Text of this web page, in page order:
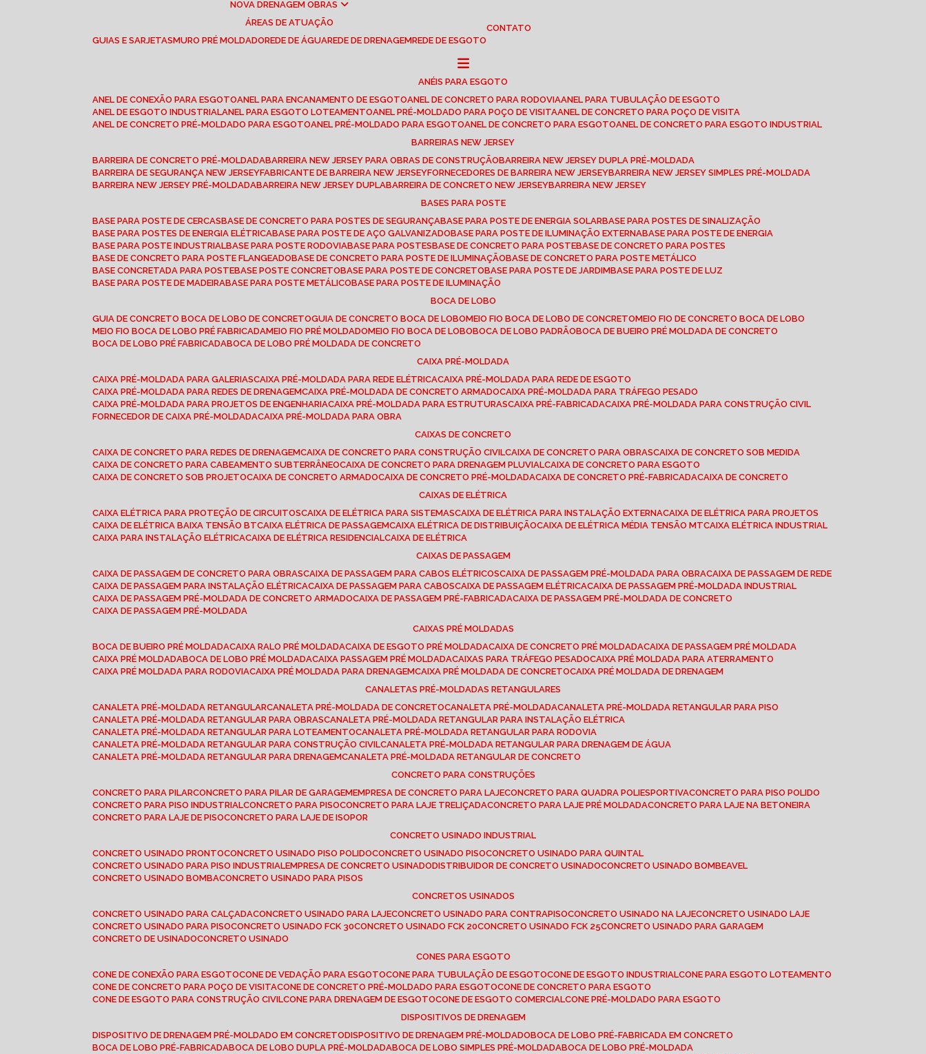
NOVA DRENAGEM OBRAS
ÁREAS DE ATUAÇÃO
GUIAS E SARJETAS
MURO PRÉ MOLDADO REDE DE ÁGUA REDE DE DRENAGEM REDE DE ESGOTO
CONTATO
ANÉIS PARA ESGOTO
ANEL DE CONEXÃO PARA ESGOTO ANEL PARA ENCANAMENTO DE ESGOTO ANEL DE CONCRETO PARA RODOVIA ANEL PARA TUBULAÇÃO DE ESGOTO
ANEL DE ESGOTO INDUSTRIAL ANEL PARA ESGOTO LOTEAMENTO ANEL PRÉ-MOLDADO PARA POÇO DE VISITA ANEL DE CONCRETO PARA POÇO DE VISITA
ANEL DE CONCRETO PRÉ-MOLDADO PARA ESGOTO ANEL PRÉ-MOLDADO PARA ESGOTO ANEL DE CONCRETO PARA ESGOTO ANEL DE CONCRETO PARA ESGOTO INDUSTRIAL
BARREIRAS NEW JERSEY
BARREIRA DE CONCRETO PRÉ-MOLDADA BARREIRA NEW JERSEY PARA OBRAS DE CONSTRUÇÃO BARREIRA NEW JERSEY DUPLA PRÉ-MOLDADA
BARREIRA DE SEGURANÇA NEW JERSEY FABRICANTE DE BARREIRA NEW JERSEY FORNECEDORES DE BARREIRA NEW JERSEY BARREIRA NEW JERSEY SIMPLES PRÉ-MOLDADA
BARREIRA NEW JERSEY PRÉ-MOLDADA BARREIRA NEW JERSEY DUPLA BARREIRA DE CONCRETO NEW JERSEY BARREIRA NEW JERSEY
BASES PARA POSTE
BASE PARA POSTE DE CERCAS BASE DE CONCRETO PARA POSTES DE SEGURANÇA BASE PARA POSTE DE ENERGIA SOLAR BASE PARA POSTES DE SINALIZAÇÃO
BASE PARA POSTES DE ENERGIA ELÉTRICA BASE PARA POSTE DE AÇO GALVANIZADO BASE PARA POSTE DE ILUMINAÇÃO EXTERNA BASE PARA POSTE DE ENERGIA
BASE PARA POSTE INDUSTRIAL BASE PARA POSTE RODOVIA BASE PARA POSTES BASE DE CONCRETO PARA POSTE BASE DE CONCRETO PARA POSTES
BASE DE CONCRETO PARA POSTE FLANGEADO BASE DE CONCRETO PARA POSTE DE ILUMINAÇÃO BASE DE CONCRETO PARA POSTE METÁLICO
BASE CONCRETADA PARA POSTE BASE POSTE CONCRETO BASE PARA POSTE DE CONCRETO BASE PARA POSTE DE JARDIM BASE PARA POSTE DE LUZ
BASE PARA POSTE DE MADEIRA BASE PARA POSTE METÁLICO BASE PARA POSTE DE ILUMINAÇÃO
BOCA DE LOBO
GUIA DE CONCRETO BOCA DE LOBO DE CONCRETO
GUIA DE CONCRETO BOCA DE LOBO MEIO FIO BOCA DE LOBO DE CONCRETO
MEIO FIO DE CONCRETO BOCA DE LOBO
MEIO FIO BOCA DE LOBO PRÉ FABRICADA
MEIO FIO PRÉ MOLDADO MEIO FIO BOCA DE LOBO BOCA DE LOBO PADRÃO BOCA DE BUEIRO PRÉ MOLDADA DE CONCRETO
BOCA DE LOBO PRÉ FABRICADA BOCA DE LOBO PRÉ MOLDADA DE CONCRETO
CAIXA PRÉ-MOLDADA
CAIXA PRÉ-MOLDADA PARA GALERIAS CAIXA PRÉ-MOLDADA PARA REDE ELÉTRICA CAIXA PRÉ-MOLDADA PARA REDE DE ESGOTO
CAIXA PRÉ-MOLDADA PARA REDES DE DRENAGEM CAIXA PRÉ-MOLDADA DE CONCRETO ARMADO CAIXA PRÉ-MOLDADA PARA TRÁFEGO PESADO
CAIXA PRÉ-MOLDADA PARA PROJETOS DE ENGENHARIA CAIXA PRÉ-MOLDADA PARA ESTRUTURAS CAIXA PRÉ-FABRICADA CAIXA PRÉ-MOLDADA PARA CONSTRUÇÃO CIVIL
FORNECEDOR DE CAIXA PRÉ-MOLDADA CAIXA PRÉ-MOLDADA PARA OBRA
CAIXAS DE CONCRETO
CAIXA DE CONCRETO PARA REDES DE DRENAGEM CAIXA DE CONCRETO PARA CONSTRUÇÃO CIVIL CAIXA DE CONCRETO PARA OBRAS CAIXA DE CONCRETO SOB MEDIDA
CAIXA DE CONCRETO PARA CABEAMENTO SUBTERRÂNEO CAIXA DE CONCRETO PARA DRENAGEM PLUVIAL CAIXA DE CONCRETO PARA ESGOTO
CAIXA DE CONCRETO SOB PROJETO CAIXA DE CONCRETO ARMADO CAIXA DE CONCRETO PRÉ-MOLDADA CAIXA DE CONCRETO PRÉ-FABRICADA CAIXA DE CONCRETO
CAIXAS DE ELÉTRICA
CAIXA ELÉTRICA PARA PROTEÇÃO DE CIRCUITOS CAIXA DE ELÉTRICA PARA SISTEMAS CAIXA DE ELÉTRICA PARA INSTALAÇÃO EXTERNA CAIXA DE ELÉTRICA PARA PROJETOS
CAIXA DE ELÉTRICA BAIXA TENSÃO BT CAIXA ELÉTRICA DE PASSAGEM CAIXA ELÉTRICA DE DISTRIBUIÇÃO CAIXA DE ELÉTRICA MÉDIA TENSÃO MT CAIXA ELÉTRICA INDUSTRIAL
CAIXA PARA INSTALAÇÃO ELÉTRICA CAIXA DE ELÉTRICA RESIDENCIAL CAIXA DE ELÉTRICA
CAIXAS DE PASSAGEM
CAIXA DE PASSAGEM DE CONCRETO PARA OBRAS CAIXA DE PASSAGEM PARA CABOS ELÉTRICOS CAIXA DE PASSAGEM PRÉ-MOLDADA PARA OBRA CAIXA DE PASSAGEM DE REDE
CAIXA DE PASSAGEM PARA INSTALAÇÃO ELÉTRICA CAIXA DE PASSAGEM PARA CABOS CAIXA DE PASSAGEM ELÉTRICA CAIXA DE PASSAGEM PRÉ-MOLDADA INDUSTRIAL
CAIXA DE PASSAGEM PRÉ-MOLDADA DE CONCRETO ARMADO CAIXA DE PASSAGEM PRÉ-FABRICADA CAIXA DE PASSAGEM PRÉ-MOLDADA DE CONCRETO
CAIXA DE PASSAGEM PRÉ-MOLDADA
CAIXAS PRÉ MOLDADAS
BOCA DE BUEIRO PRÉ MOLDADA CAIXA RALO PRÉ MOLDADA CAIXA DE ESGOTO PRÉ MOLDADA CAIXA DE CONCRETO PRÉ MOLDADA CAIXA DE PASSAGEM PRÉ MOLDADA
CAIXA PRÉ MOLDADA BOCA DE LOBO PRÉ MOLDADA CAIXA PASSAGEM PRÉ MOLDADA CAIXAS PARA TRÁFEGO PESADO CAIXA PRÉ MOLDADA PARA ATERRAMENTO
CAIXA PRÉ MOLDADA PARA RODOVIA CAIXA PRÉ MOLDADA PARA DRENAGEM CAIXA PRÉ MOLDADA DE CONCRETO CAIXA PRÉ MOLDADA DE DRENAGEM
CANALETAS PRÉ-MOLDADAS RETANGULARES
CANALETA PRÉ-MOLDADA RETANGULAR CANALETA PRÉ-MOLDADA DE CONCRETO CANALETA PRÉ-MOLDADA CANALETA PRÉ-MOLDADA RETANGULAR PARA PISO
CANALETA PRÉ-MOLDADA RETANGULAR PARA OBRAS CANALETA PRÉ-MOLDADA RETANGULAR PARA INSTALAÇÃO ELÉTRICA
CANALETA PRÉ-MOLDADA RETANGULAR PARA LOTEAMENTO CANALETA PRÉ-MOLDADA RETANGULAR PARA RODOVIA
CANALETA PRÉ-MOLDADA RETANGULAR PARA CONSTRUÇÃO CIVIL CANALETA PRÉ-MOLDADA RETANGULAR PARA DRENAGEM DE ÁGUA
CANALETA PRÉ-MOLDADA RETANGULAR PARA DRENAGEM CANALETA PRÉ-MOLDADA RETANGULAR DE CONCRETO
CONCRETO PARA CONSTRUÇÕES
CONCRETO PARA PILAR CONCRETO PARA PILAR DE GARAGEM EMPRESA DE CONCRETO PARA LAJE CONCRETO PARA QUADRA POLIESPORTIVA CONCRETO PARA PISO POLIDO
CONCRETO PARA PISO INDUSTRIAL CONCRETO PARA PISO CONCRETO PARA LAJE TRELIÇADA CONCRETO PARA LAJE PRÉ MOLDADA CONCRETO PARA LAJE NA BETONEIRA
CONCRETO PARA LAJE DE PISO CONCRETO PARA LAJE DE ISOPOR
CONCRETO USINADO INDUSTRIAL
CONCRETO USINADO PRONTO CONCRETO USINADO PISO POLIDO CONCRETO USINADO PISO CONCRETO USINADO PARA QUINTAL
CONCRETO USINADO PARA PISO INDUSTRIAL EMPRESA DE CONCRETO USINADO DISTRIBUIDOR DE CONCRETO USINADO CONCRETO USINADO BOMBEAVEL
CONCRETO USINADO BOMBA CONCRETO USINADO PARA PISOS
CONCRETOS USINADOS
CONCRETO USINADO PARA CALÇADA CONCRETO USINADO PARA LAJE CONCRETO USINADO PARA CONTRAPISO CONCRETO USINADO NA LAJE CONCRETO USINADO LAJE
CONCRETO USINADO PARA PISO CONCRETO USINADO FCK 30 CONCRETO USINADO FCK 20 CONCRETO USINADO FCK 25 CONCRETO USINADO PARA GARAGEM
CONCRETO DE USINADO CONCRETO USINADO
CONES PARA ESGOTO
CONE DE CONEXÃO PARA ESGOTO CONE DE VEDAÇÃO PARA ESGOTO CONE PARA TUBULAÇÃO DE ESGOTO CONE DE ESGOTO INDUSTRIAL CONE PARA ESGOTO LOTEAMENTO
CONE DE CONCRETO PARA POÇO DE VISITA CONE DE CONCRETO PRÉ-MOLDADO PARA ESGOTO CONE DE CONCRETO PARA ESGOTO
CONE DE ESGOTO PARA CONSTRUÇÃO CIVIL CONE PARA DRENAGEM DE ESGOTO CONE DE ESGOTO COMERCIAL CONE PRÉ-MOLDADO PARA ESGOTO
DISPOSITIVOS DE DRENAGEM
DISPOSITIVO DE DRENAGEM PRÉ-MOLDADO EM CONCRETO DISPOSITIVO DE DRENAGEM PRÉ-MOLDADO BOCA DE LOBO PRÉ-FABRICADA EM CONCRETO
BOCA DE LOBO PRÉ-FABRICADA BOCA DE LOBO DUPLA PRÉ-MOLDADA BOCA DE LOBO SIMPLES PRÉ-MOLDADA BOCA DE LOBO PRÉ-MOLDADA